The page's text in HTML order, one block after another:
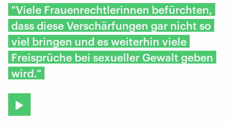
"Viele Frauenrechtlerinnen befürchten,
dass diese Verschärfungen gar nicht so
viel bringen und es weiterhin viele
Freisprüche bei sexueller Gewalt geben
wird."